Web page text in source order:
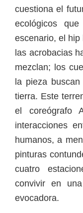
cuestiona el
ecológicos
escenario, el
las acrobacias
mezclan; los
la pieza
tierra. Este
el coreógrafo
interacciones
humanos, a
pinturas
cuatro
convivir en
evocadora.